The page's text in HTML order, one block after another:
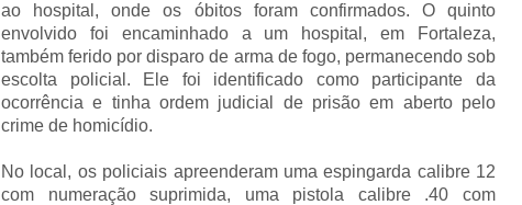
ao hospital, onde os óbitos foram confirmados. O quinto
envolvido foi encaminhado a um hospital, em Fortaleza,
também ferido por disparo de arma de fogo, permanecendo sob
escolta policial. Ele foi identificado como participante da
ocorrência e tinha ordem judicial de prisão em aberto pelo
crime de homicídio.
No local, os policiais apreenderam uma espingarda calibre 12
com numeração suprimida, uma pistola calibre .40 com